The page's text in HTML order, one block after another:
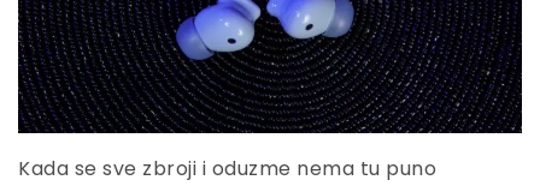
Kada se sve zbroji i oduzme nema tu puno